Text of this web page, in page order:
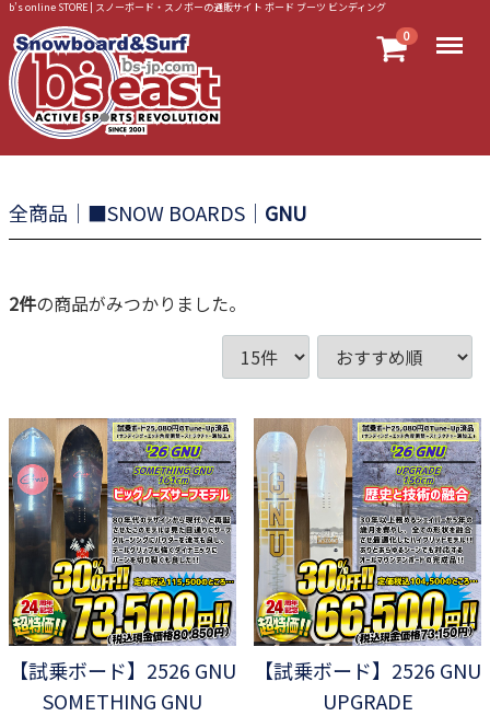
b’s online STORE | スノーボード・スノボーの通販サイト ボード ブーツ ビンディング
0 Menu
全商品 ■SNOW BOARDS GNU
2件の商品がみつかりました。
【試乗ボード】2526 GNU
SOMETHING GNU
【試乗ボード】2526 GNU
UPGRADE